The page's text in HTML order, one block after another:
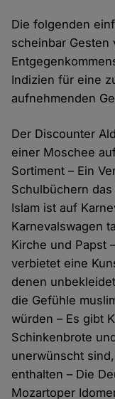
Die folgenden
scheinbar Gesten
Indizien für eine
aufnehmenden
Der Discounter
einer Moschee
Sortiment – Ein
Schulbüchern
Islam ist auf
Karnevalswagen
Kirche und Papst
verbietet eine
denen
die Gefühle
würden – Es gibt
Schinkenbrote
unerwünscht
enthalten – Die
Mozartoper